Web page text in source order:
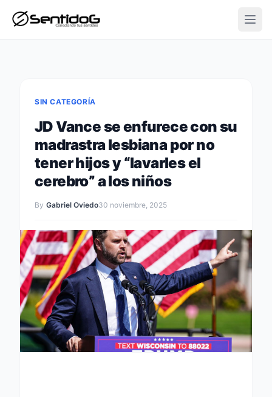
SIN CATEGORÍA
JD Vance se enfurece con su
madrastra lesbiana por no
tener hijos y “lavarles el
cerebro” a los niños
By Gabriel Oviedo30 noviembre, 2025